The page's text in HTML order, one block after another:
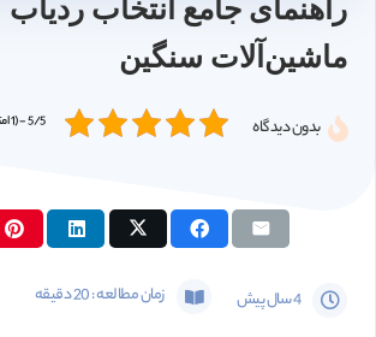
راهنمای جامع انتخاب ردیاب
ماشین‌آلات سنگین
بدون دیدگاه 5/5 - (1 امتیاز)
4 سال پیش زمان مطالعه :20دقیقه